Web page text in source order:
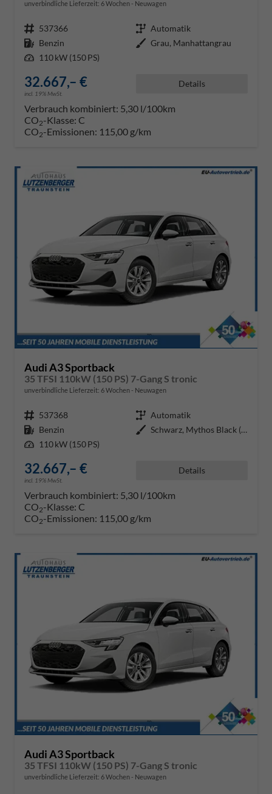
unverbindliche Lieferzeit: 6 Wochen Neuwagen
Fahrzeugnr. 537366 Getriebe Automatik
Kraftstoff Benzin Außenfarbe Grau, Manhattangrau
Leistung 110 kW (150 PS)
32.667,– €
incl. 19% MwSt.
Details
Verbrauch kombiniert: 5,30 l/100km
CO2-Klasse: C
CO2-Emissionen: 115,00 g/km
Audi A3 Sportback
35 TFSI 110kW (150 PS) 7-Gang S tronic
unverbindliche Lieferzeit: 6 Wochen Neuwagen
Fahrzeugnr. 537368 Getriebe Automatik
Kraftstoff Benzin Außenfarbe
Schwarz, Mythos Black (0E0E)
Leistung 110 kW (150 PS)
32.667,– €
incl. 19% MwSt.
Details
Verbrauch kombiniert: 5,30 l/100km
CO2-Klasse: C
CO2-Emissionen: 115,00 g/km
Audi A3 Sportback
35 TFSI 110kW (150 PS) 7-Gang S tronic
unverbindliche Lieferzeit: 6 Wochen Neuwagen